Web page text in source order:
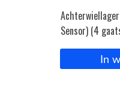
Sensor) (4
In